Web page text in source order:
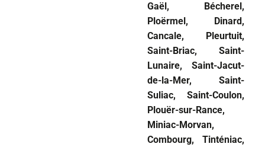
Gaël, Bécherel,
Ploërmel, Dinard,
Cancale, Pleurtuit,
Saint-Briac, Saint-
Lunaire, Saint-Jacut-
de-la-Mer, Saint-
Suliac, Saint-Coulon,
Plouër-sur-Rance,
Miniac-Morvan,
Combourg, Tinténiac,